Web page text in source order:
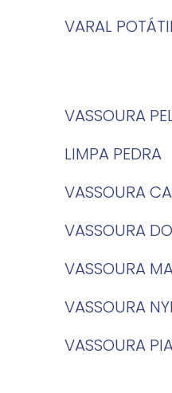
VARAL
VASSOURA
LIMPA PEDRA
VASSOURA
VASSOURA
VASSOURA
VASSOURA
VASSOURA